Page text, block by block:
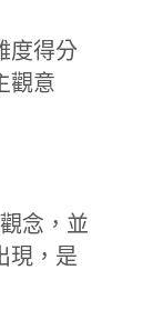
度得分
觀意
念，並
現，是